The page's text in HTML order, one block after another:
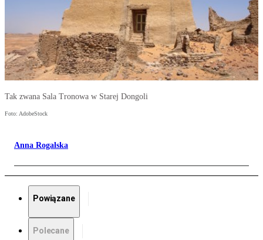
Tak zwana Sala Tronowa w Starej Dongoli
Foto: AdobeStock
Anna Rogalska
Powiązane
Polecane